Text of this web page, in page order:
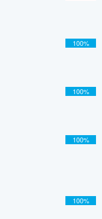
100%
100%
100%
100%